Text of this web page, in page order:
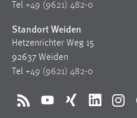
Tel +49 (9621) 482-0
Standort Weiden
Hetzenrichter Weg 15
92637 Weiden
Tel +49 (9621) 482-0
RSS YouTubeXing LinkedIn